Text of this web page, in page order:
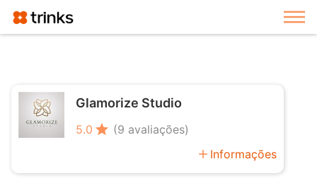
Glamorize Studio
5.0 star (9 avaliações)
add Informações